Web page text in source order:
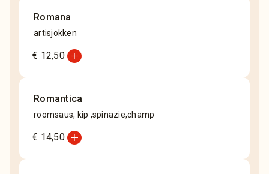
Romana
artisjokken
€ 12,50add_circle
Romantica
roomsaus, kip ,spinazie,champ
€ 14,50add_circle